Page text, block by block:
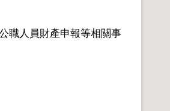
職人員財產申報等相關事